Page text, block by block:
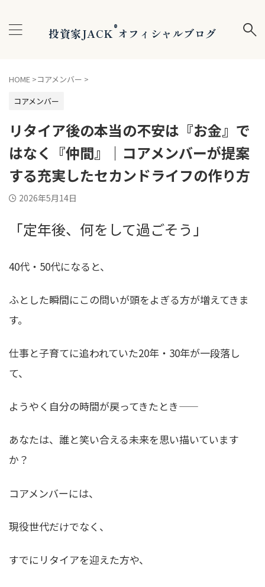
投資家JACK®オフィシャルブログ
HOME >コアメンバー >
コアメンバー
リタイア後の本当の不安は『お金』で
はなく『仲間』｜コアメンバーが提案
する充実したセカンドライフの作り方
2026年5月14日
「定年後、何をして過ごそう」
40代・50代になると、
ふとした瞬間にこの問いが頭をよぎる方が増えてきま
す。
仕事と子育てに追われていた20年・30年が一段落し
て、
ようやく自分の時間が戻ってきたとき——
あなたは、誰と笑い合える未来を思い描いています
か？
コアメンバーには、
現役世代だけでなく、
すでにリタイアを迎えた方や、